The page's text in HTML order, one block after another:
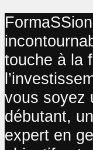
touche à la
vous soyez
débutant,
expert en